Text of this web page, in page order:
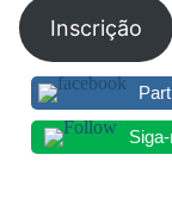
ENSINO
Inscrição